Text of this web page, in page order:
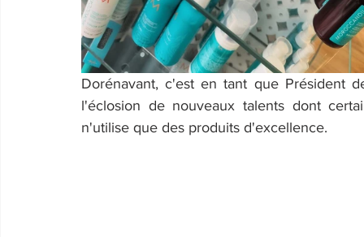
Dorénavant, c'est en tant que Président
l'éclosion de nouveaux talents dont
n'utilise que des produits d'excellence.